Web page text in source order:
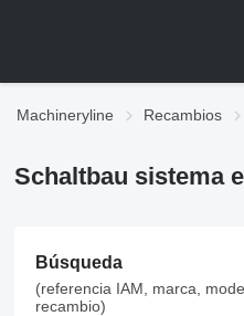
Machineryline Recambios
Schaltbau sistema
Búsqueda
(referencia IAM, marca,
recambio)